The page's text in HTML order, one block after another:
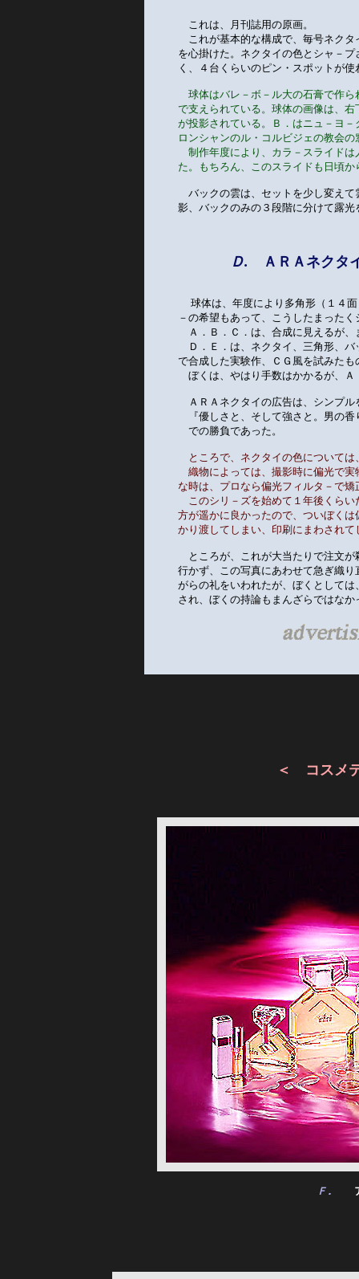
これは、月刊誌用の原画。
これが基本的な構成で、毎号ネクタ
を心掛けた。ネクタイの色とシャ－
く、４台くらいのピ
球体はバレ－ボ－ル大の石膏で作
で支えられている。球体の画像は、
が投影されている。Ｂ．はニュ－ヨ
ロンシャンのル・コルビジェの教会
制作年度により、カラ－スライドは
た。もちろん、このスライドも日頃
バックの雲は、セットを少し変えて
影、バックのみの３段階に分けて露光
Ｄ. ＡＲＡネ
球体は、年度により多角形（１４
－の希望もあって、こうしたまった
Ａ．Ｂ．Ｃ．は、合成に見えるが、
Ｄ．Ｅ．は、ネクタイ、三角形、バ
で合成した実験作、ＣＧ風を試みたも
ぼくは、やはり手数はかかるが、Ａ
ＡＲＡネクタイの広告は、シンプ
『優しさと、そして強さと。男の香
での勝負であった。
ところで、ネクタイの色について
織物によっては、撮影時に偏光で実
な時は、プロなら偏光フィルタ－で
このシリ－ズを始めて１年後くらい
方が遥かに良かったので、ついぼく
かり渡してしまい、印刷にまわされて
ところが、これが大当たりで注文が
行かず、この写真にあわせて急ぎ織
がらの礼をいわれたが、ぼくとして
され、ぼくの持論もまんざらではな
＜ コスメ
Ｆ. ア